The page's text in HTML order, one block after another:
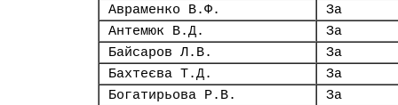
Авраменко В.Ф.
За
Антемюк В.Д.
За
Байсаров Л.В.
За
Бахтеєва Т.Д.
За
Богатирьова Р.В.
За